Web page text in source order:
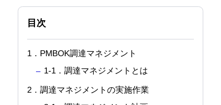
目次
1．PMBOK調達マネジメント
1-1．調達マネジメントとは
2．調達マネジメントの実施作業